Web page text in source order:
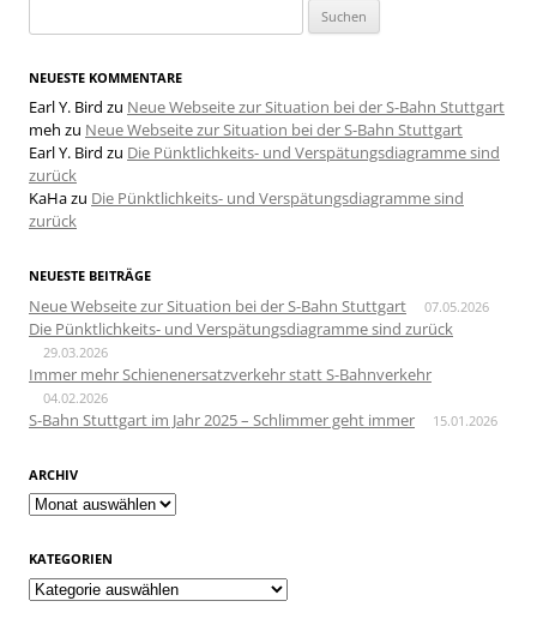
nach:
NEUESTE KOMMENTARE
Earl Y. Bird zu Neue Webseite zur Situation bei der S-Bahn Stuttgart
meh zu Neue Webseite zur Situation bei der S-Bahn Stuttgart
Earl Y. Bird zu Die Pünktlichkeits- und Verspätungsdiagramme sind
zurück
KaHazu Die Pünktlichkeits- und Verspätungsdiagramme sind
zurück
NEUESTE BEITRÄGE
Neue Webseite zur Situation bei der S-Bahn Stuttgart 07.05.2026
Die Pünktlichkeits- und Verspätungsdiagramme sind zurück
29.03.2026
Immer mehr Schienenersatzverkehr statt S-Bahnverkehr
04.02.2026
S-Bahn Stuttgart im Jahr 2025 – Schlimmer geht immer 15.01.2026
ARCHIV
Archiv
KATEGORIEN
Kategorien